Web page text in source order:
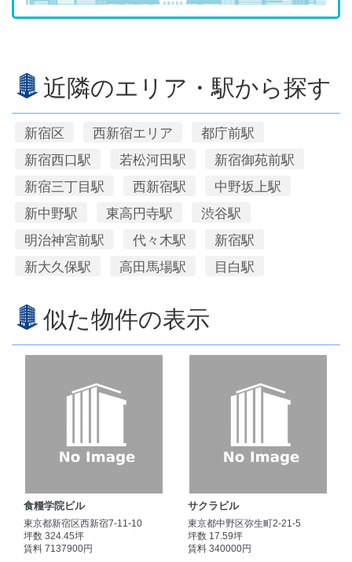
近隣のエリア・駅から探す
新宿区 西新宿エリア
都庁前駅
新宿西口駅
若松河田駅
新宿御苑前駅
新宿三丁目駅
西新宿駅
中野坂上駅
新中野駅
東高円寺駅
渋谷駅
明治神宮前駅
代々木駅
新宿駅
新大久保駅
高田馬場駅 目白駅
似た物件の表示
食糧学院ビル
東京都新宿区西新宿7-11-10
坪数 324.45坪
賃料 7137900円
サクラビル
東京都中野区弥生町2-21-5
坪数 17.59坪
賃料 340000円